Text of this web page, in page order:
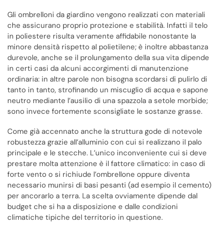
Gli ombrelloni da giardino vengono realizzati con materiali
che assicurano proprio protezione e stabilità. Infatti il telo
in poliestere risulta veramente affidabile nonostante la
minore densità rispetto al polietilene; è inoltre abbastanza
durevole, anche se il prolungamento della sua vita dipende
in certi casi da alcuni accorgimenti di manutenzione
ordinaria: in altre parole non bisogna scordarsi di pulirlo di
tanto in tanto, strofinando un miscuglio di acqua e sapone
neutro mediante l’ausilio di una spazzola a setole morbide;
sono invece fortemente sconsigliate le sostanze grasse.
Come già accennato anche la struttura gode di notevole
robustezza grazie all’alluminio con cui si realizzano il palo
principale e le stecche. L’unico inconveniente cui si deve
prestare molta attenzione è il fattore climatico: in caso di
forte vento o si richiude l’ombrellone oppure diventa
necessario munirsi di basi pesanti (ad esempio il cemento)
per ancorarlo a terra. La scelta ovviamente dipende dal
budget che si ha a disposizione e dalle condizioni
climatiche tipiche del territorio in questione.